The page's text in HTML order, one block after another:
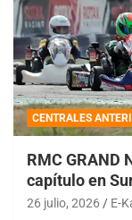
CENTRALES
RMC GRAND
capítulo en
26 julio, 2026 E-